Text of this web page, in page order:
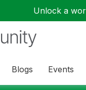
Unlock a
Blogs Events